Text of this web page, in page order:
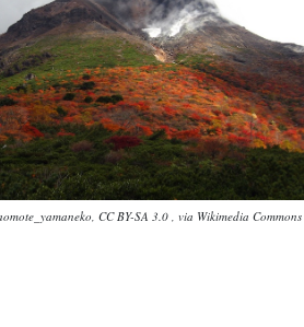
CC BY-SA 3.0 , via Wikimedia Commons